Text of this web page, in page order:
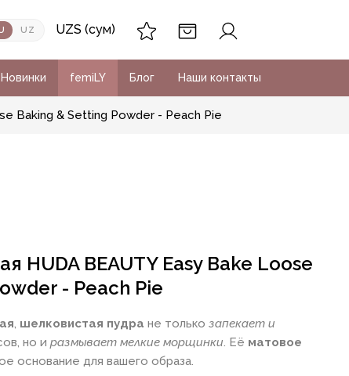
UZ UZS (сум)
Новинки femiLY Блог Наши контакты
Baking & Setting Powder - Peach Pie
HUDA BEAUTY Easy Bake Loose
- Peach Pie
, шелковистая пудра не только запекает и
но и размывает мелкие морщинки. Её матовое
основание для вашего образа.